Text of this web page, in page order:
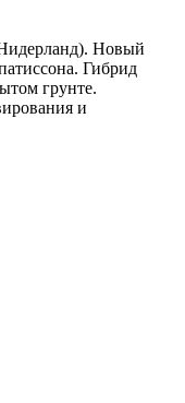
Новый
Гибрид
грунте.
и